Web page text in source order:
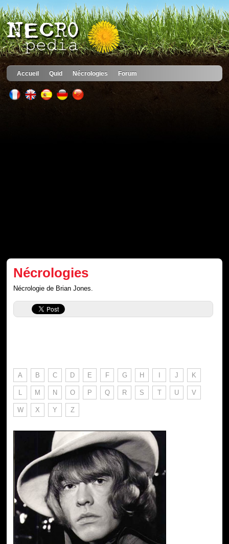
Accueil Quid Nécrologies Forum
Nécrologies
Nécrologie de Brian Jones.
A B C D E F G H I J K
L M N O P Q R S T U V
W X Y Z